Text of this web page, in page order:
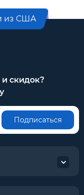
из США
и скидок?
Подписаться